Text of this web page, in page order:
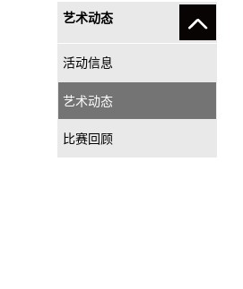
艺术动态
活动信息
艺术动态
比赛回顾